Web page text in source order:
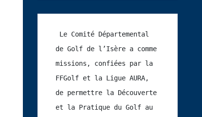
de Golf de l’Isère a comme
missions, confiées par la
FFGolf et la Ligue AURA,
de permettre la Découverte
et la Pratique du Golf au